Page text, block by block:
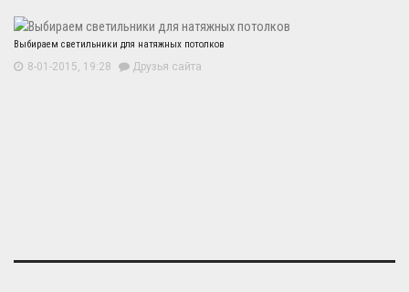
Выбираем светильники для натяжных потолков
8-01-2015, 19:28 Друзья сайта